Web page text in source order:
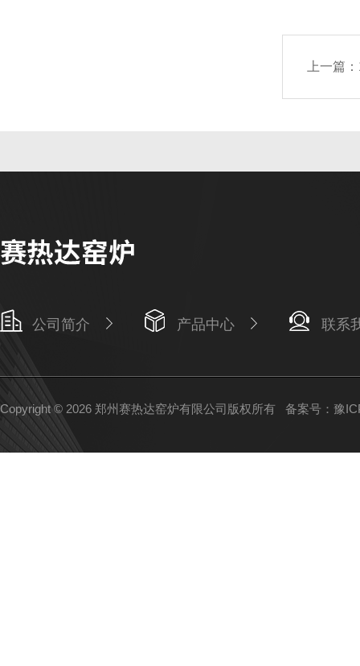
上一篇：
公司简介 产品中心 联系
Copyright © 2026 郑州赛热达窑炉有限公司版权所有 备案号：豫